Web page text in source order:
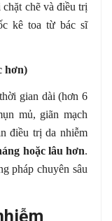
chẽ và điều trị
kê toa từ bác sĩ
hơn)
gian dài (hơn 6
mủ, giãn mạch
điều trị da nhiễm
hoặc lâu hơn.
pháp chuyên sâu